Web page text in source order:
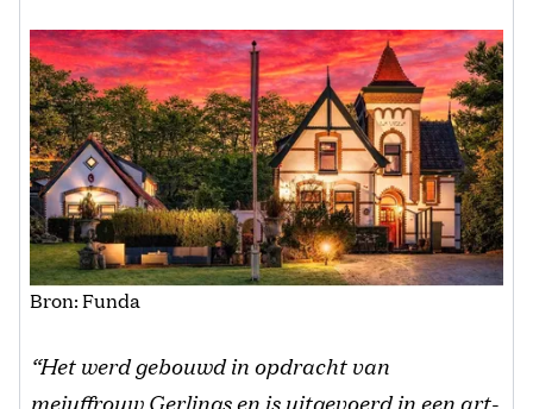
Bron: Funda
“Het werd gebouwd in opdracht van
mejuffrouw Gerlings en is uitgevoerd in een art-